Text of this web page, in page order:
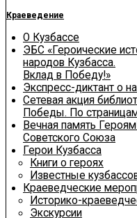
Краеведение
О Кузбассе
ЭБС «Героические
народов Кузбасса.
Вклад в Победу!»
Экспресс-диктант о
Сетевая акция
Победы. По
Вечная память
Советского Союза
Герои Кузбасса
Книги о героях
Известные
Краеведческие
Историко-
Экскурсии